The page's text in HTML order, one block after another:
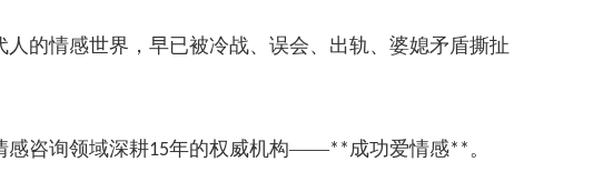
的情感世界，早已被冷战、误会、出轨、婆媳矛盾撕扯
感咨询领域深耕15年的权威机构——** 成功爱情感** 。